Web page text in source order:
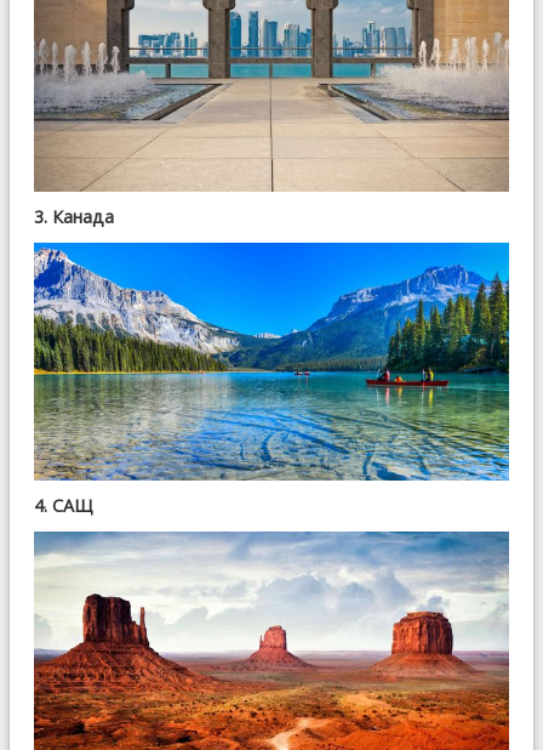
3. Канада
4. САЩ